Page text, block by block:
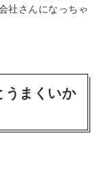
社さんになっちゃ
うまくいか